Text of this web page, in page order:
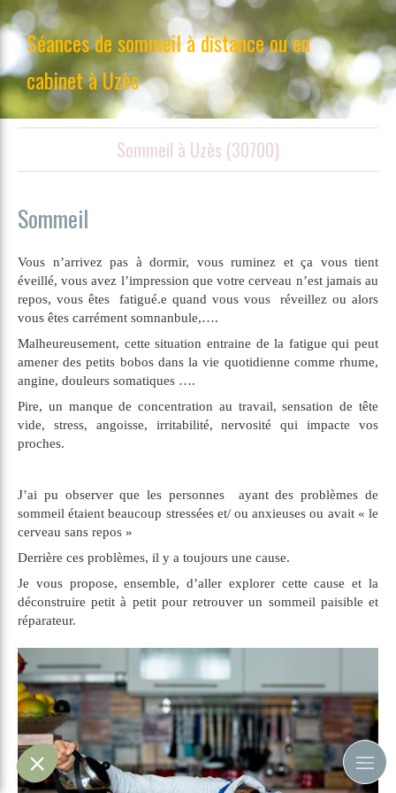
Séances de sommeil à distance ou en
cabinet à Uzès
Sommeil à Uzès (30700)
Sommeil
Vous n’arrivez pas à dormir, vous ruminez et ça vous tient
éveillé, vous avez l’impression que votre cerveau n’est jamais au
repos, vous êtes fatigué.e quand vous vous réveillez ou alors
vous êtes carrément somnanbule,….
Malheureusement, cette situation entraine de la fatigue qui peut
amener des petits bobos dans la vie quotidienne comme rhume,
angine, douleurs somatiques ….
Pire, un manque de concentration au travail, sensation de tête
vide, stress, angoisse, irritabilité, nervosité qui impacte vos
proches.
J’ai pu observer que les personnes ayant des problèmes de
sommeil étaient beaucoup stressées et/ ou anxieuses ou avait « le
cerveau sans repos »
Derrière ces problèmes, il y a toujours une cause.
Je vous propose, ensemble, d’aller explorer cette cause et la
déconstruire petit à petit pour retrouver un sommeil paisible et
réparateur.